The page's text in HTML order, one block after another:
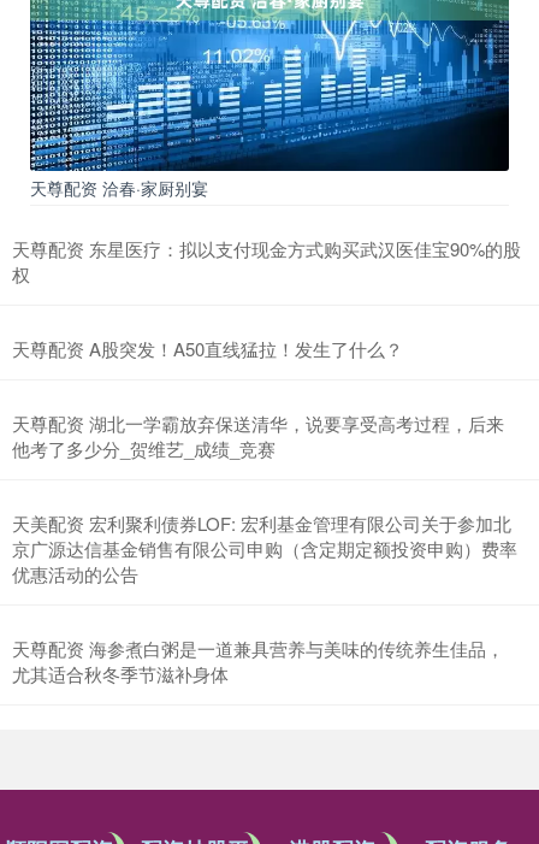
天尊配资 洽春·家厨别宴
天尊配资 东星医疗：拟以支付现金方式购买武汉医佳宝90%的股
权
天尊配资 A股突发！A50直线猛拉！发生了什么？
天尊配资 湖北一学霸放弃保送清华，说要享受高考过程，后来
他考了多少分_贺维艺_成绩_竞赛
天美配资 宏利聚利债券LOF: 宏利基金管理有限公司关于参加北
京广源达信基金销售有限公司申购（含定期定额投资申购）费率
优惠活动的公告
天尊配资 海参煮白粥是一道兼具营养与美味的传统养生佳品，
尤其适合秋冬季节滋补身体